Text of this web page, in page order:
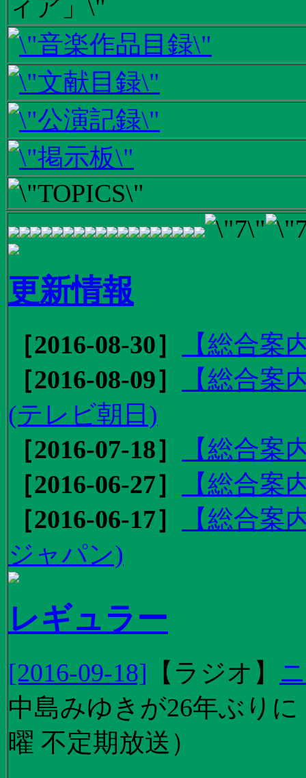
更新情報
［2016-08-30］
【総合
［2016-08-09］
【総合
(テレビ朝日)
［2016-07-18］
【総合案
［2016-06-27］
【総合案
［2016-06-17］
【総合
ジャパン)
レギュラー
[2016-09-18] 【 ラジオ 】
中島みゆきが26年ぶり
曜 不定期放送）